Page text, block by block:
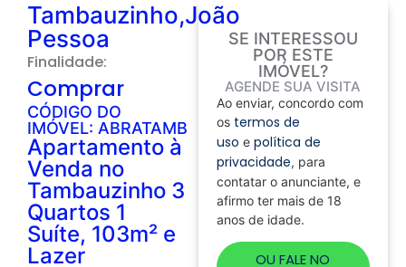
Tambauzinho,João
Pessoa
Finalidade:
Comprar
CÓDIGO DO
IMÓVEL: ABRATAMB
Apartamento à
Venda no
Tambauzinho 3
Quartos 1
Suíte, 103m² e
Lazer
SE INTERESSOU
POR ESTE
IMÓVEL?
AGENDE SUA VISITA
Ao enviar, concordo com
os termos de
uso e política de
privacidade, para
contatar o anunciante, e
afirmo ter mais de 18
anos de idade.
OU FALE NO